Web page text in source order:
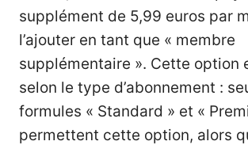
supplément de 5,99 euros par
l’ajouter en tant que « membre
supplémentaire ». Cette option
selon le type d’abonnement :
formules « Standard » et «
permettent cette option, alors